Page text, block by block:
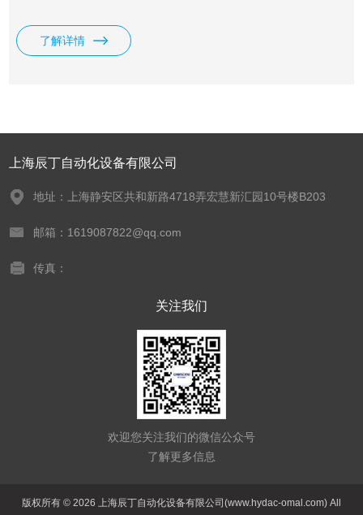
了解详情
上海辰丁自动化设备有限公司
地址：上海静安区共和新路4718弄宏慧新汇园10号楼B203
邮箱：1619087822@qq.com
传真：
关注我们
欢迎您关注我们的微信公众号
了解更多信息
版权所有 © 2026 上海辰丁自动化设备有限公司(www.hydac-omal.com) All